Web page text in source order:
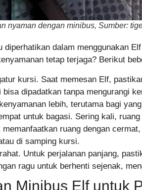
nyaman dengan minibus, Sumber:
diperhatikan dalam menggunakan
tetap terjaga? Berikut
kursi. Saat memesan Elf,
dipadatkan tanpa mengurangi
lebih, terutama bagi
untuk bagasi. Sering kali,
memanfaatkan ruang dengan
di samping kursi.
Untuk perjalanan panjang,
ragu untuk berhenti sejenak,
Minibus Elf untuk